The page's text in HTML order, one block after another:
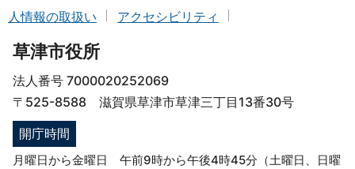
人情報の取扱い
アクセシビリティ
草津市役所
法人番号 7000020252069
〒525-8588 滋賀県草津市草津三丁目13番30号
開庁時間
月曜日から金曜日 午前9時から午後4時45分（土曜日、日曜